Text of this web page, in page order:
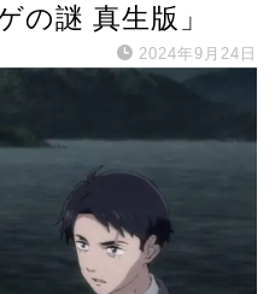
の謎 真生版」
2024年9月24日